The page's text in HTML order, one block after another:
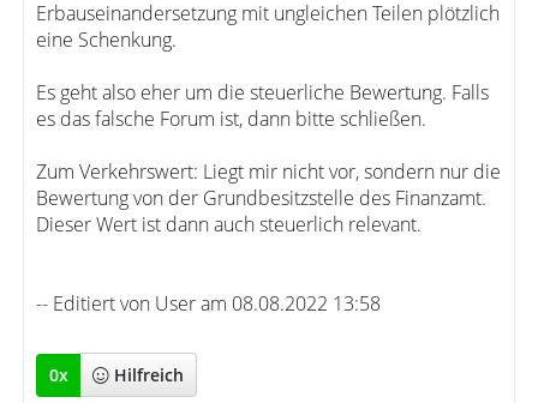
Erbauseinandersetzung mit ungleichen Teilen plötzlich
eine Schenkung.
Es geht also eher um die steuerliche Bewertung. Falls
es das falsche Forum ist, dann bitte schließen.
Zum Verkehrswert: Liegt mir nicht vor, sondern nur die
Bewertung von der Grundbesitzstelle des Finanzamt.
Dieser Wert ist dann auch steuerlich relevant.
-- Editiert von User am 08.08.2022 13:58
0x Hilfreich